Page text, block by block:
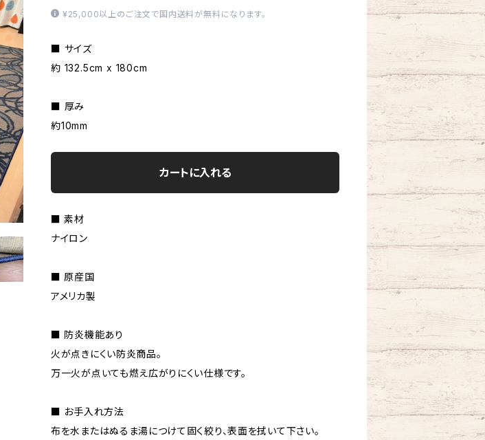
¥25,000以上のご注文で国内送料が無料になります。
■ サイズ
約 132.5cm x 180cm
■ 厚み
約10mm
カートに入れる
■ 素材
ナイロン
■ 原産国
アメリカ製
■ 防炎機能あり
火が点きにくい防炎商品。
万一火が点いても燃え広がりにくい仕様です。
■ お手入れ方法
布を水またはぬるま湯につけて固く絞り、表面を拭いて下さい。